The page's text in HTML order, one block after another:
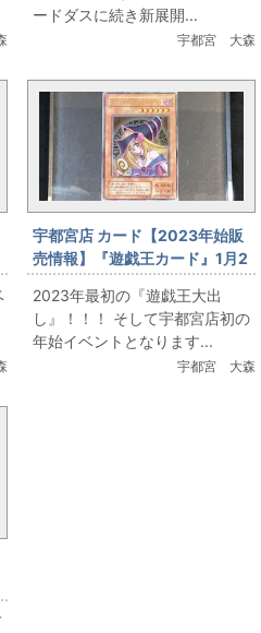
ードダスに続き新展開...
宇都宮 大森
宇都宮店 カード【2023年始販
売情報】『遊戯王カード』1月2
日販売
2023年最初の『遊戯王大出
し』！！！ そして宇都宮店初の
年始イベントとなります...
宇都宮 大森